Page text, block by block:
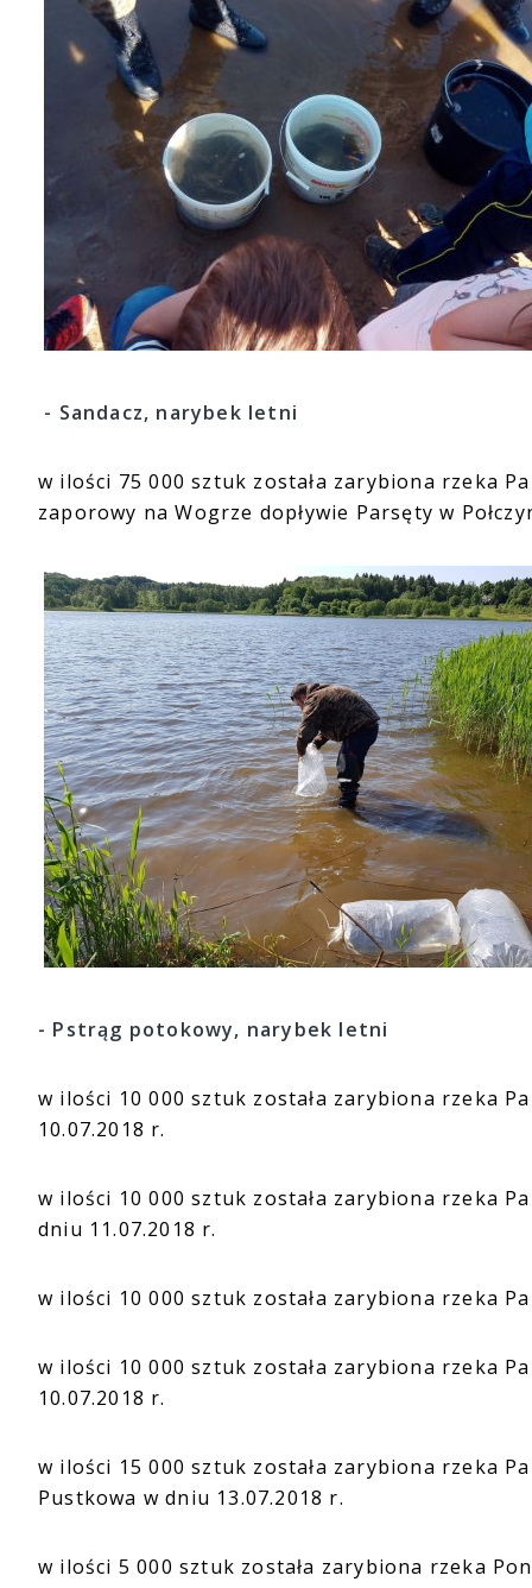
- Sandacz, narybek letni
w ilości 75 000 sztuk została zarybiona rzeka
zaporowy na Wogrze dopływie Parsęty w
- Pstrąg potokowy, narybek letni
w ilości 10 000 sztuk została zarybiona rzeka
10.07.2018 r.
w ilości 10 000 sztuk została zarybiona rzeka
dniu 11.07.2018 r.
w ilości 10 000 sztuk została zarybiona rzeka
w ilości 10 000 sztuk została zarybiona rzeka
10.07.2018 r.
w ilości 15 000 sztuk została zarybiona rzeka
Pustkowa w dniu 13.07.2018 r.
w ilości 5 000 sztuk została zarybiona rzeka